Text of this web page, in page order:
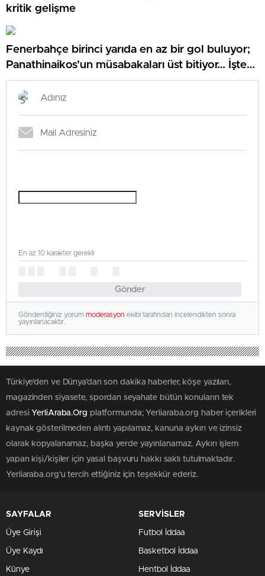
kritik gelişme
Fenerbahçe birinci yarıda en az bir gol buluyor;
Panathinaikos’un müsabakaları üst bitiyor… İşte
Misli’den Günün Tüyoları!
Gönder
En az 10 karakter gerekli
Gönderdiğiniz yorum moderasyon ekibi tarafından incelendikten sonra
yayınlanacaktır.
Türkiye'den ve Dünya’dan son dakika haberler, köşe yazıları,
magazinden siyasete, spordan seyahate bütün konuların tek
adresi YerliAraba.Org platformunda; Yerliaraba.org haber içerikleri
kaynak gösterilmeden alıntı yapılamaz, kanuna aykırı ve izinsiz
olarak kopyalanamaz, başka yerde yayınlanamaz. Aykırı işlem
yapan kişi/kişiler için yasal başvuru hakkı saklı tutulmaktadır.
Yerliaraba.org'u tercih ettiğiniz için teşekkür ederiz.
SAYFALAR
Üye Girişi
Üye Kaydı
Künye
SERVİSLER
Futbol İddaa
Basketbol İddaa
Hentbol İddaa